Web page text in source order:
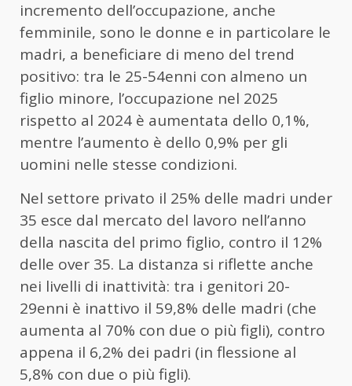
incremento dell’occupazione, anche
femminile, sono le donne e in particolare le
madri, a beneficiare di meno del trend
positivo: tra le 25-54enni con almeno un
figlio minore, l’occupazione nel 2025
rispetto al 2024 è aumentata dello 0,1%,
mentre l’aumento è dello 0,9% per gli
uomini nelle stesse condizioni.
Nel settore privato il 25% delle madri under
35 esce dal mercato del lavoro nell’anno
della nascita del primo figlio, contro il 12%
delle over 35. La distanza si riflette anche
nei livelli di inattività: tra i genitori 20-
29enni è inattivo il 59,8% delle madri (che
aumenta al 70% con due o più figli), contro
appena il 6,2% dei padri (in flessione al
5,8% con due o più figli).